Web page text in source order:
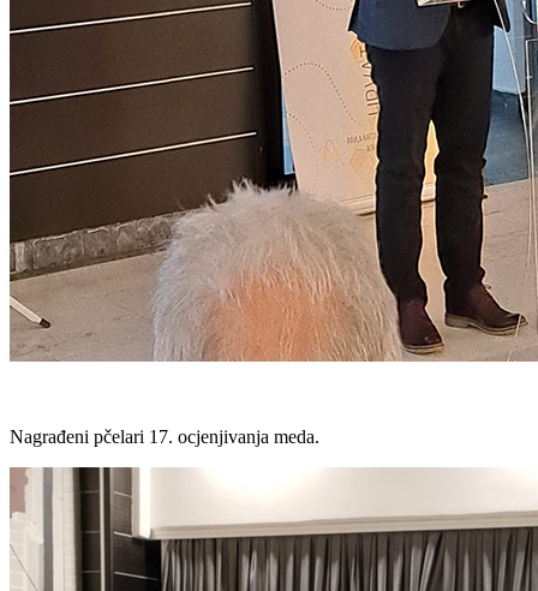
Nagrađeni pčelari 17. ocjenjivanja meda.